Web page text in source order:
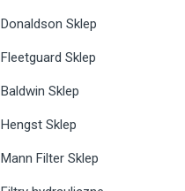
Donaldson Sklep
Fleetguard Sklep
Baldwin Sklep
Hengst Sklep
Mann Filter Sklep